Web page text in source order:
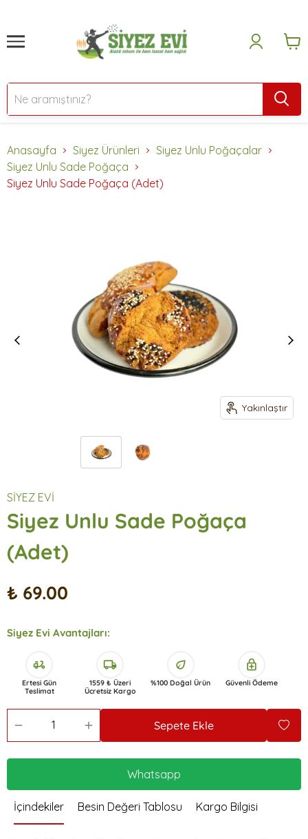
Anasayfa Siyez Ürünleri
Siyez Unlu Poğaçalar
Siyez Unlu Sade Poğaça
Siyez Unlu Sade Poğaça (Adet)
Yakınlaştır
SİYEZ EVİ
Siyez Unlu Sade Poğaça
(Adet)
₺ 69.00
Siyez Evi Avantajları:
delivery_dining
Ertesi Gün
Teslimat
local_shipping
1559 ₺ Üzeri
Ücretsiz Kargo
eco
%100 Doğal Ürün
enhanced_encryption
Güvenli Ödeme
Sepete Ekle
Whatsapp
İçindekiler Besin Değeri Tablosu Kargo Bilgisi